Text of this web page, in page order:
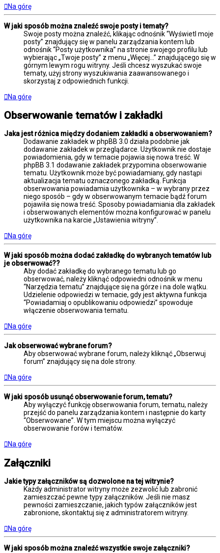
Na górę
W jaki sposób można znaleźć swoje posty i tematy?
Swoje posty można znaleźć, klikając odnośnik “Wyświetl moje
posty” znajdujący się w panelu zarządzania kontem lub
odnośnik “Posty użytkownika” na stronie swojego profilu lub
wybierając „Twoje posty” z menu „Więcej…” znajdującego się w
górnym lewym rogu witryny. Jeśli chcesz wyszukać swoje
tematy, użyj strony wyszukiwania zaawansowanego i
skorzystaj z odpowiednich funkcji.
Na górę
Obserwowanie tematów i zakładki
Jaka jest różnica między dodaniem zakładki a obserwowaniem?
Dodawanie zakładek w phpBB 3.0 działa podobnie jak
dodawanie zakładek w przeglądarce. Użytkownik nie dostaje
powiadomienia, gdy w temacie pojawia się nowa treść. W
phpBB 3.1 dodawanie zakładek przypomina obserwowanie
tematu. Użytkownik może być powiadamiany, gdy nastąpi
aktualizacja tematu oznaczonego zakładką. Funkcja
obserwowania powiadamia użytkownika – w wybrany przez
niego sposób – gdy w obserwowanym temacie bądź forum
pojawiła się nowa treść. Sposoby powiadamiania dla zakładek
i obserwowanych elementów można konfigurować w panelu
użytkownika na karcie „Ustawienia witryny”.
Na górę
W jaki sposób można dodać zakładkę do wybranych tematów lub
je obserwować??
Aby dodać zakładkę do wybranego tematu lub go
obserwować, należy kliknąć odpowiedni odnośnik w menu
“Narzędzia tematu” znajdujące się na górze i na dole wątku.
Udzielenie odpowiedzi w temacie, gdy jest aktywna funkcja
“Powiadamiaj o opublikowaniu odpowiedzi” spowoduje
włączenie obserwowania tematu.
Na górę
Jak obserwować wybrane forum?
Aby obserwować wybrane forum, należy kliknąć „Obserwuj
forum” znajdujący się na dole strony.
Na górę
W jaki sposób usunąć obserwowanie forum, tematu?
Aby wyłączyć funkcję obserwowania forum, tematu, należy
przejść do panelu zarządzania kontem i następnie do karty
“Obserwowane”. W tym miejscu można wyłączyć
obserwowanie forów i tematów.
Na górę
Załączniki
Jakie typy załączników są dozwolone na tej witrynie?
Każdy administrator witryny może zezwolić lub zabronić
zamieszczać pewne typy załączników. Jeśli nie masz
pewności zamieszczanie, jakich typów załączników jest
zabronione, skontaktuj się z administratorem witryny.
Na górę
W jaki sposób można znaleźć wszystkie swoje załączniki?